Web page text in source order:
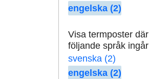
engelska (2)
Visa termposter där
följande språk ingår
svenska (2)
engelska (2)